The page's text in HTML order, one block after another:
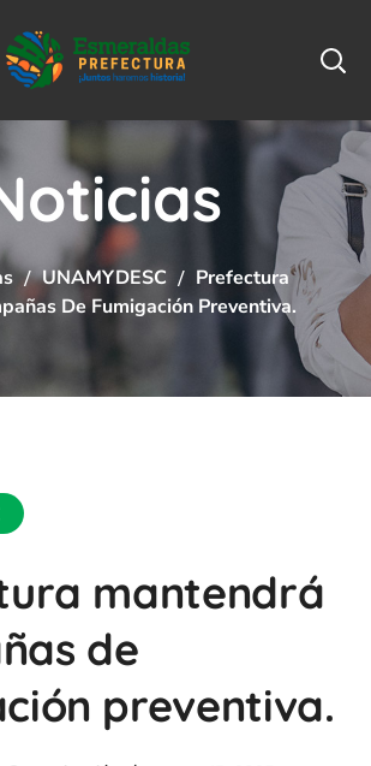
UNAMYDESC
Prefectura
De Fumigación Preventiva.
mantendrá
de
preventiva.